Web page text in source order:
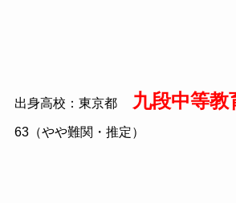
出身高校：東京都 九段中等教
63（やや難関・推定）